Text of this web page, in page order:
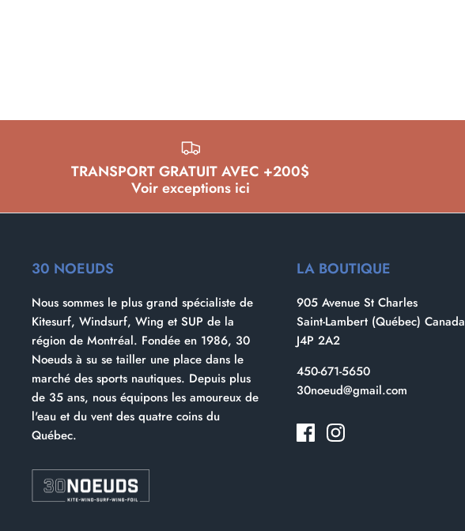
TRANSPORT GRATUIT AVEC +200$
Voir exceptions ici
30 NOEUDS
Nous sommes le plus grand spécialiste de
Kitesurf, Windsurf, Wing et SUP de la
région de Montréal. Fondée en 1986, 30
Noeuds à su se tailler une place dans le
marché des sports nautiques. Depuis plus
de 35 ans, nous équipons les amoureux de
l'eau et du vent des quatre coins du
Québec.
LA BOUTIQUE
905 Avenue St Charles
Saint-Lambert (Québec) Canada
J4P 2A2
450-671-5650
30noeud@gmail.com